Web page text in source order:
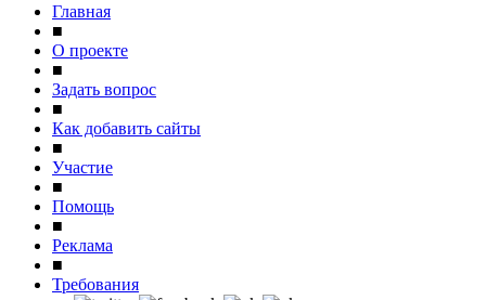
Главная
■
О проекте
■
Задать вопрос
■
Как добавить сайты
■
Участие
■
Помощь
■
Реклама
■
Требования